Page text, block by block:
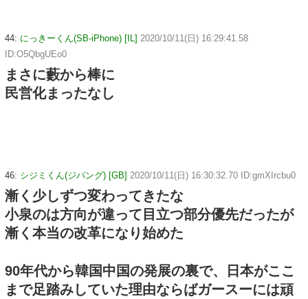
44: にっきーくん(SB-iPhone) [IL] 2020/10/11(日) 16:29:41.58
ID:O5QbgUEo0
まさに藪から棒に
民営化まったなし
46: シジミくん(ジパング) [GB] 2020/10/11(日) 16:30:32.70 ID:gmXIrcbu0
漸く少しずつ変わってきたな
小泉のは方向が違って目立つ部分優先だったが
漸く本当の改革になり始めた
90年代から韓国中国の発展の裏で、日本がここ
まで足踏みしていた理由ならばガースーには頑